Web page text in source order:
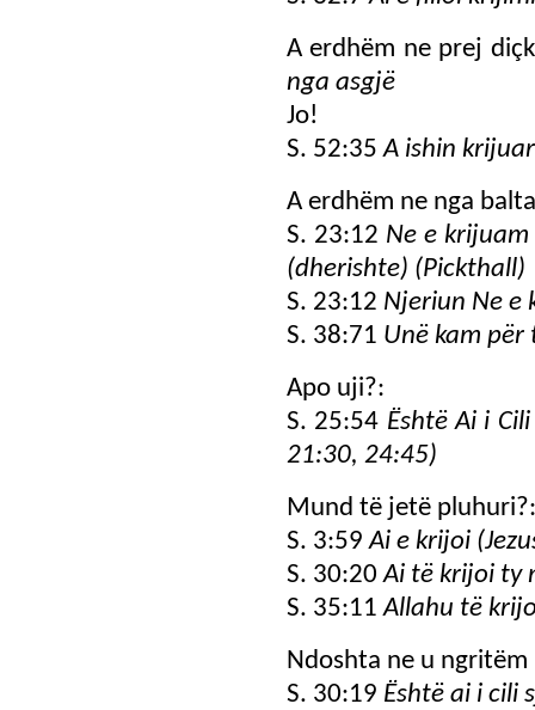
A erdhëm ne prej
nga asgjë
Jo!
S. 52:35A ishin
A erdhëm ne nga
S. 23:12 Ne e
(dherishte) (Pickthall)
S. 23:12 Njeriun Ne e
S. 38:71 Unë kam
Apo uji?:
S. 25:54 Është Ai i
21:30, 24:45)
Mund të jetë pluhuri?:
S. 3:59Ai e krijoi
S. 30:20Ai të krijoi ty
S. 35:11Allahu të
Ndoshta ne u
S. 30:19 Është ai i cili